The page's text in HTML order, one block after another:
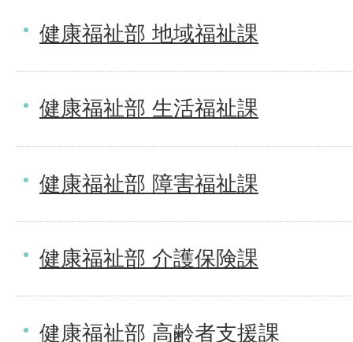
健康福祉部 地域福祉課
健康福祉部 生活福祉課
健康福祉部 障害福祉課
健康福祉部 介護保険課
健康福祉部 高齢者支援課